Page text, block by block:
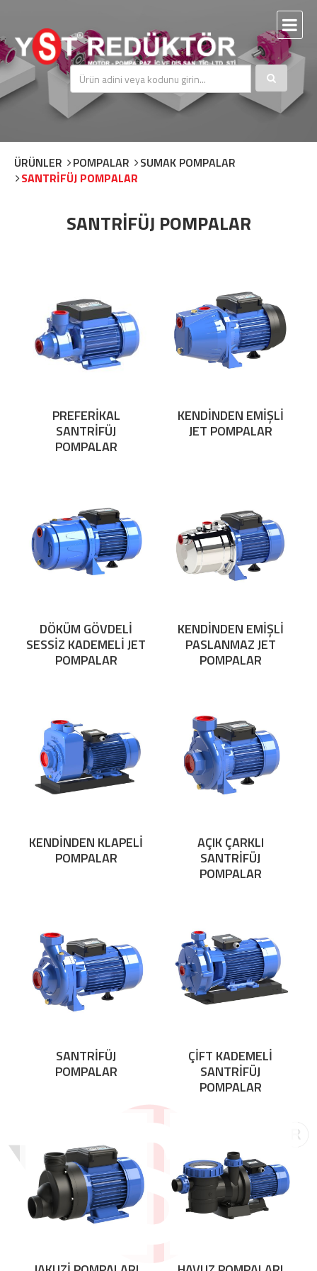
ÜRÜNLER POMPALAR
SUMAK POMPALAR
SANTRİFÜJ POMPALAR
SANTRİFÜJ POMPALAR
PREFERİKAL
SANTRİFÜJ
POMPALAR
KENDİNDEN EMİŞLİ
JET POMPALAR
DÖKÜM GÖVDELİ
SESSİZ KADEMELİ JET
POMPALAR
KENDİNDEN EMİŞLİ
PASLANMAZ JET
POMPALAR
KENDİNDEN KLAPELİ
POMPALAR
AÇIK ÇARKLI
SANTRİFÜJ
POMPALAR
SANTRİFÜJ
POMPALAR
ÇİFT KADEMELİ
SANTRİFÜJ
POMPALAR